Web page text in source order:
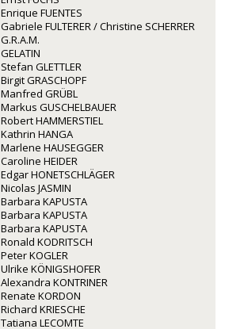
Enrique FUENTES
Gabriele FULTERER / Christine SCHERRER
G.R.A.M.
GELATIN
Stefan GLETTLER
Birgit GRASCHOPF
Manfred GRÜBL
Markus GUSCHELBAUER
Robert HAMMERSTIEL
Kathrin HANGA
Marlene HAUSEGGER
Caroline HEIDER
Edgar HONETSCHLÄGER
Nicolas JASMIN
Barbara KAPUSTA
Barbara KAPUSTA
Barbara KAPUSTA
Ronald KODRITSCH
Peter KOGLER
Ulrike KÖNIGSHOFER
Alexandra KONTRINER
Renate KORDON
Richard KRIESCHE
Tatiana LECOMTE